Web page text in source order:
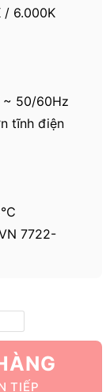
/ 6.000K
~ 50/60Hz
tĩnh điện
7722-